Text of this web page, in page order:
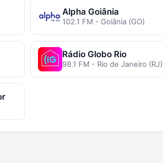
Alpha Goiânia
102.1 FM - Goiânia (GO)
Rádio Globo Rio
98.1 FM - Rio de Janeiro (RJ)